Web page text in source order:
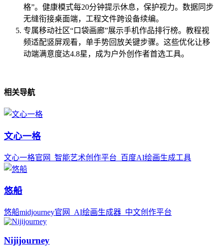
格”。健康模式每20分钟提示休息，保护视力。数据同步
无缝衔接桌面端，工程文件跨设备续编。
专属移动社区“口袋画廊”展示手机作品排行榜。教程视
频适配竖屏观看，单手势回放关键步骤。这些优化让移
动端满意度达4.8星，成为户外创作者首选工具。
相关导航
文心一格
文心一格官网_智能艺术创作平台_百度AI绘画生成工具
悠船
悠船midjourney官网_AI绘画生成器_中文创作平台
Nijijourney